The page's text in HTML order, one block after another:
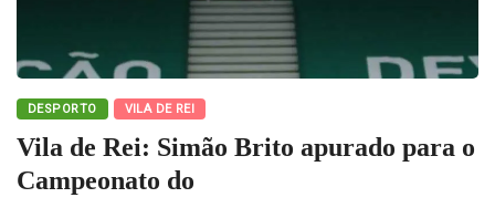
DESPORTO VILA DE REI
Vila de Rei: Simão Brito apurado para o
Campeonato do